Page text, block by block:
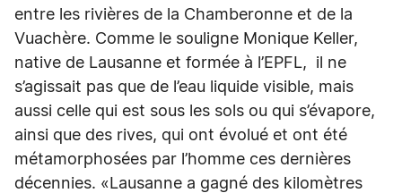
entre les rivières de la Chamberonne et de la
Vuachère. Comme le souligne Monique Keller,
native de Lausanne et formée à l’EPFL, il ne
s’agissait pas que de l’eau liquide visible, mais
aussi celle qui est sous les sols ou qui s’évapore,
ainsi que des rives, qui ont évolué et ont été
métamorphosées par l’homme ces dernières
décennies. «Lausanne a gagné des kilomètres